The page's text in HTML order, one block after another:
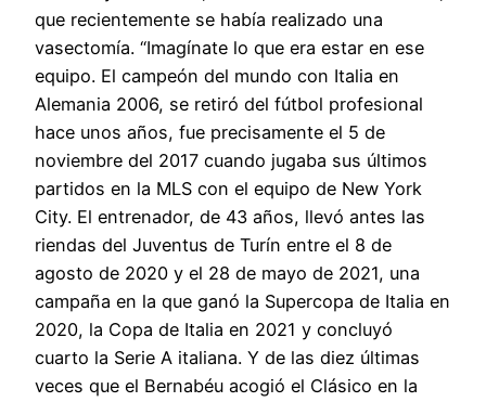
que recientemente se había realizado una
vasectomía. “Imagínate lo que era estar en ese
equipo. El campeón del mundo con Italia en
Alemania 2006, se retiró del fútbol profesional
hace unos años, fue precisamente el 5 de
noviembre del 2017 cuando jugaba sus últimos
partidos en la MLS con el equipo de New York
City. El entrenador, de 43 años, llevó antes las
riendas del Juventus de Turín entre el 8 de
agosto de 2020 y el 28 de mayo de 2021, una
campaña en la que ganó la Supercopa de Italia en
2020, la Copa de Italia en 2021 y concluyó
cuarto la Serie A italiana. Y de las diez últimas
veces que el Bernabéu acogió el Clásico en la